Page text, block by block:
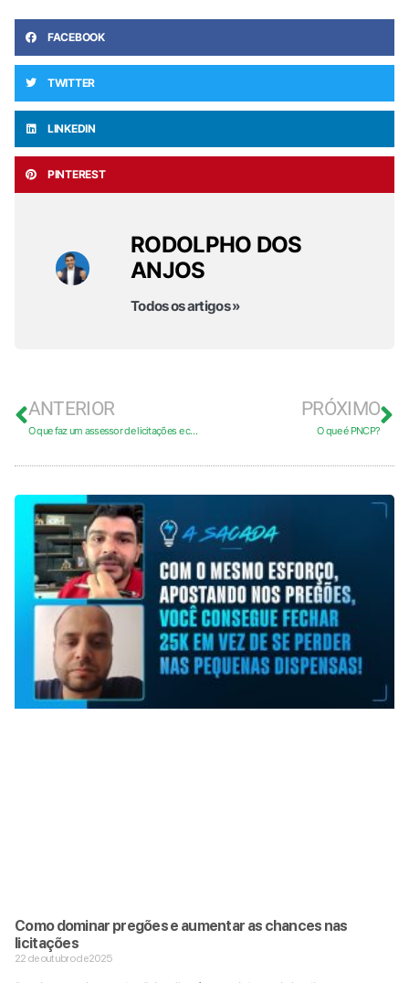
FACEBOOK
TWITTER
LINKEDIN
PINTEREST
RODOLPHO DOS
ANJOS
Todos os artigos »
ANTERIOR
O que faz um assessor de licitações e como captar clientes
PRÓXIMO
O que é PNCP?
Como dominar pregões e aumentar as chances nas
licitações
22 de outubro de 2025